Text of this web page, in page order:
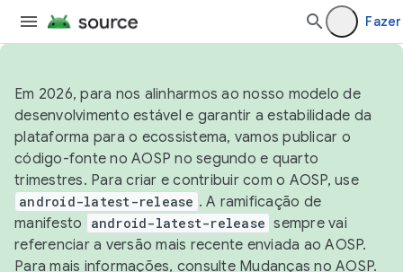
Em 2026, para nos alinharmos ao nosso modelo de
desenvolvimento estável e garantir a estabilidade da
plataforma para o ecossistema, vamos publicar o
código-fonte no AOSP no segundo e quarto
trimestres. Para criar e contribuir com o AOSP, use
android-latest-release . A ramificação de
manifesto
android-latest-release sempre vai
referenciar a versão mais recente enviada ao AOSP.
Para mais informações, consulte Mudanças no AOSP.